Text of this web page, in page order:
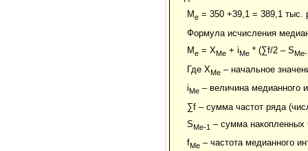
Ме = 350 +39,1 = 389,1 тыс.
Формула исчисления
Ме = ХМе + iМе * (∑f/2 – SМе-
Где ХМе – начальное
iМе – величина медианного
∑f – сумма частот ряда
SМе-1 – сумма
fМе – частота медианного